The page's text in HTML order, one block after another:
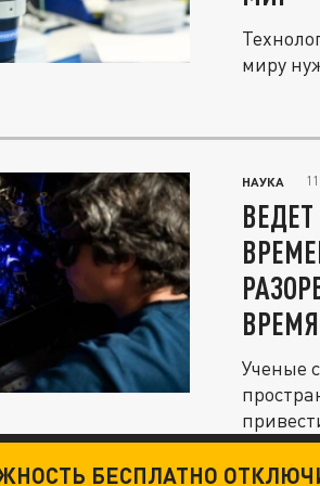
миру
НАУКА
ВРЕМЯ
Ученые
БЕСПЛАТНО